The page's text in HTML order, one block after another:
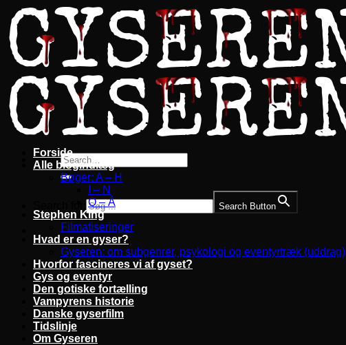
Fortsæt
til
indhold
Search Button
Forside
Alle blogindlæg
Bøger: A – H
I – N
O – Å
Stephen King
Filmatiseringer
Hvad er en gyser?
Gyseren: om subgenrer, psykologi og eventyrtræk (uddrag)
Hvorfor fascineres vi af gyset?
Gys og eventyr
Den gotiske fortælling
Vampyrens historie
Danske gyserfilm
Tidslinje
Om Gyseren